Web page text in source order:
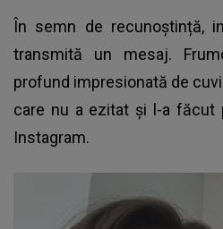
În semn de recunoștință,
transmită un mesaj.
profund impresionată de
care nu a ezitat și l-a făcut
Instagram.